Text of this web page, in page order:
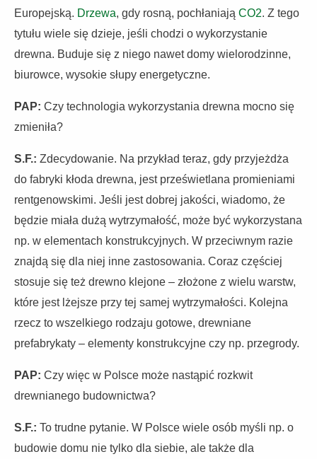
Europejską. Drzewa, gdy rosną, pochłaniają CO2. Z tego
tytułu wiele się dzieje, jeśli chodzi o wykorzystanie
drewna. Buduje się z niego nawet domy wielorodzinne,
biurowce, wysokie słupy energetyczne.
PAP: Czy technologia wykorzystania drewna mocno się
zmieniła?
S.F.: Zdecydowanie. Na przykład teraz, gdy przyjeżdża
do fabryki kłoda drewna, jest prześwietlana promieniami
rentgenowskimi. Jeśli jest dobrej jakości, wiadomo, że
będzie miała dużą wytrzymałość, może być wykorzystana
np. w elementach konstrukcyjnych. W przeciwnym razie
znajdą się dla niej inne zastosowania. Coraz częściej
stosuje się też drewno klejone – złożone z wielu warstw,
które jest lżejsze przy tej samej wytrzymałości. Kolejna
rzecz to wszelkiego rodzaju gotowe, drewniane
prefabrykaty – elementy konstrukcyjne czy np. przegrody.
PAP: Czy więc w Polsce może nastąpić rozkwit
drewnianego budownictwa?
S.F.: To trudne pytanie. W Polsce wiele osób myśli np. o
budowie domu nie tylko dla siebie, ale także dla